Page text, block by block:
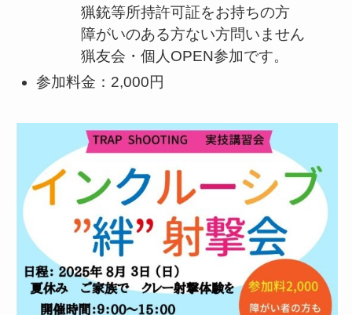
猟銃等所持許可証をお持ちの方
障がいのある方ない方問いません
猟友会・個人OPEN参加です。
参加料金：2,000円